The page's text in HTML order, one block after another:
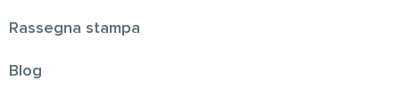
Rassegna stampa
Blog